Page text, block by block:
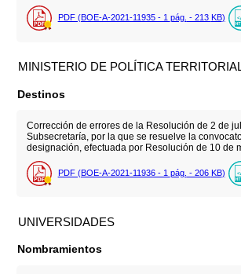
PDF (BOE-A-2021-11935 - 1 pág. - 213 KB)
MINISTERIO DE POLÍTICA
Destinos
Corrección de errores de la Resolución de 2 de
Subsecretaría, por la que se resuelve la
designación, efectuada por Resolución de 10 de
PDF (BOE-A-2021-11936 - 1 pág. - 206 KB)
UNIVERSIDADES
Nombramientos